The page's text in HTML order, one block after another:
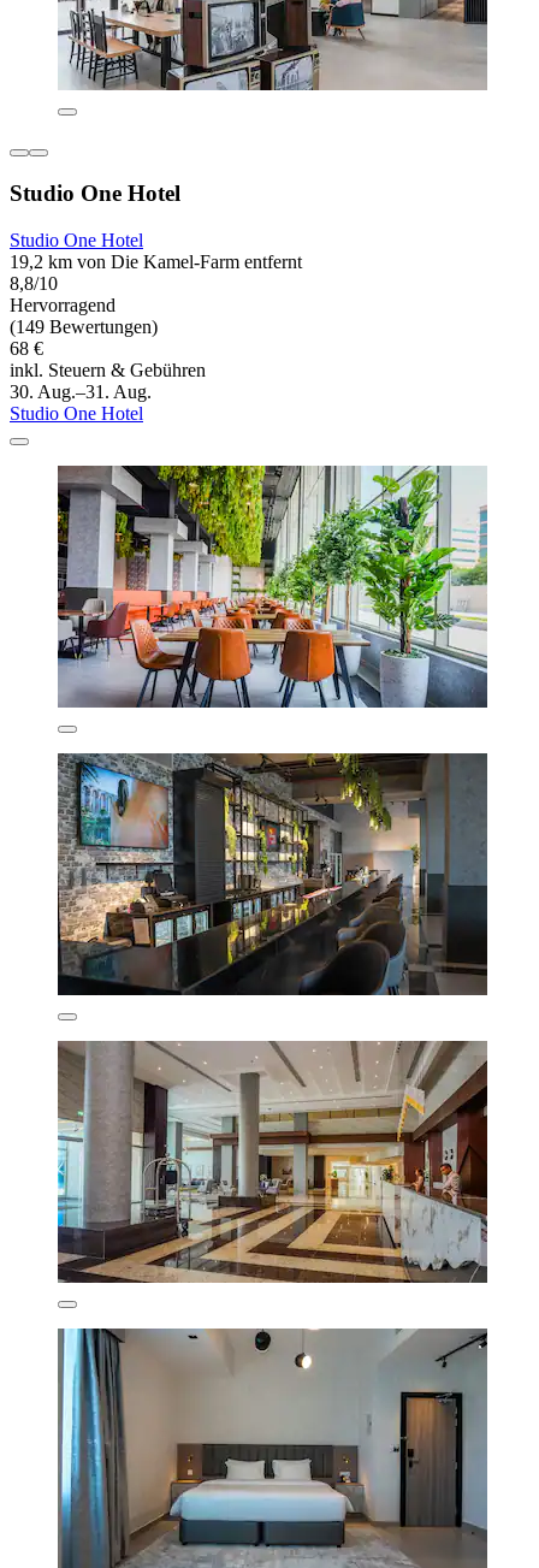
Studio One Hotel
Studio One Hotel
19,2 km von Die Kamel-Farm entfernt
8,8/10
Hervorragend
(149 Bewertungen)
68 €
inkl. Steuern & Gebühren
30. Aug.–31. Aug.
Studio One Hotel